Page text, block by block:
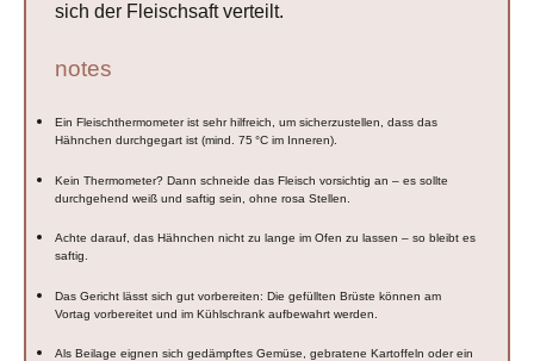
sich der Fleischsaft verteilt.
notes
Ein Fleischthermometer ist sehr hilfreich, um sicherzustellen, dass das
Hähnchen durchgegart ist (mind. 75 °C im Inneren).
Kein Thermometer? Dann schneide das Fleisch vorsichtig an – es sollte
durchgehend weiß und saftig sein, ohne rosa Stellen.
Achte darauf, das Hähnchen nicht zu lange im Ofen zu lassen – so bleibt es
saftig.
Das Gericht lässt sich gut vorbereiten: Die gefüllten Brüste können am
Vortag vorbereitet und im Kühlschrank aufbewahrt werden.
Als Beilage eignen sich gedämpftes Gemüse, gebratene Kartoffeln oder ein